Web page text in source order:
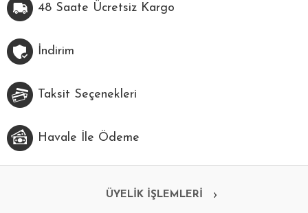
48 Saate Ücretsiz Kargo
İndirim
Taksit Seçenekleri
Havale İle Ödeme
ÜYELİK İŞLEMLERİ